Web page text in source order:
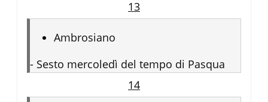
13
Ambrosiano
- Sesto mercoledì del tempo di Pasqua
14